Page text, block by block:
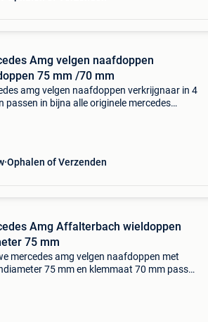
Amg velgen naafdoppen
75 mm /70 mm
amg velgen naafdoppen verkrijgnaar in 4
passen in bijna alle originele mercedes
Ophalen of Verzenden
Amg Affalterbach wieldoppen
75 mm
mercedes amg velgen naafdoppen met
75 mm en klemmaat 70 mm passen